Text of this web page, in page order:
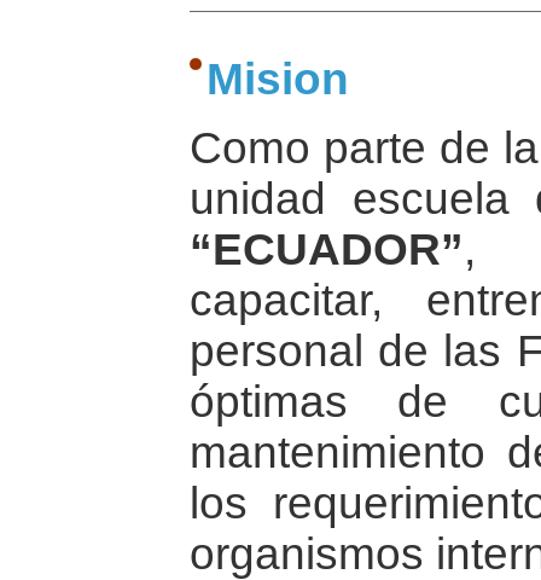
Mision
Como parte de
unidad
“ECUADOR”,
capacitar,
personal de las
óptimas de
mantenimiento
los
organismos